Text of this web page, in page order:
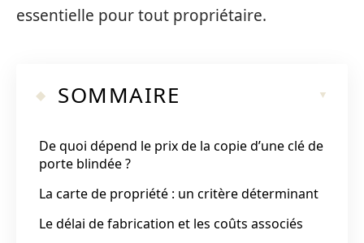
essentielle pour tout propriétaire.
SOMMAIRE
De quoi dépend le prix de la copie d’une clé de
porte blindée ?
La carte de propriété : un critère déterminant
Le délai de fabrication et les coûts associés